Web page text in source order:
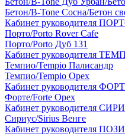
Бетон/B-Tone Сосна/Бетон
Кабинет руководителя
Порто/Porto Rover Cafe
Порто/Porto Дуб 131
Кабинет руководителя
Темпио/Tempio Палисандр
Темпио/Tempio Орех
Кабинет руководителя
Форте/Forte Орех
Кабинет руководителя
Сириус/Sirius Венге
Кабинет руководителя